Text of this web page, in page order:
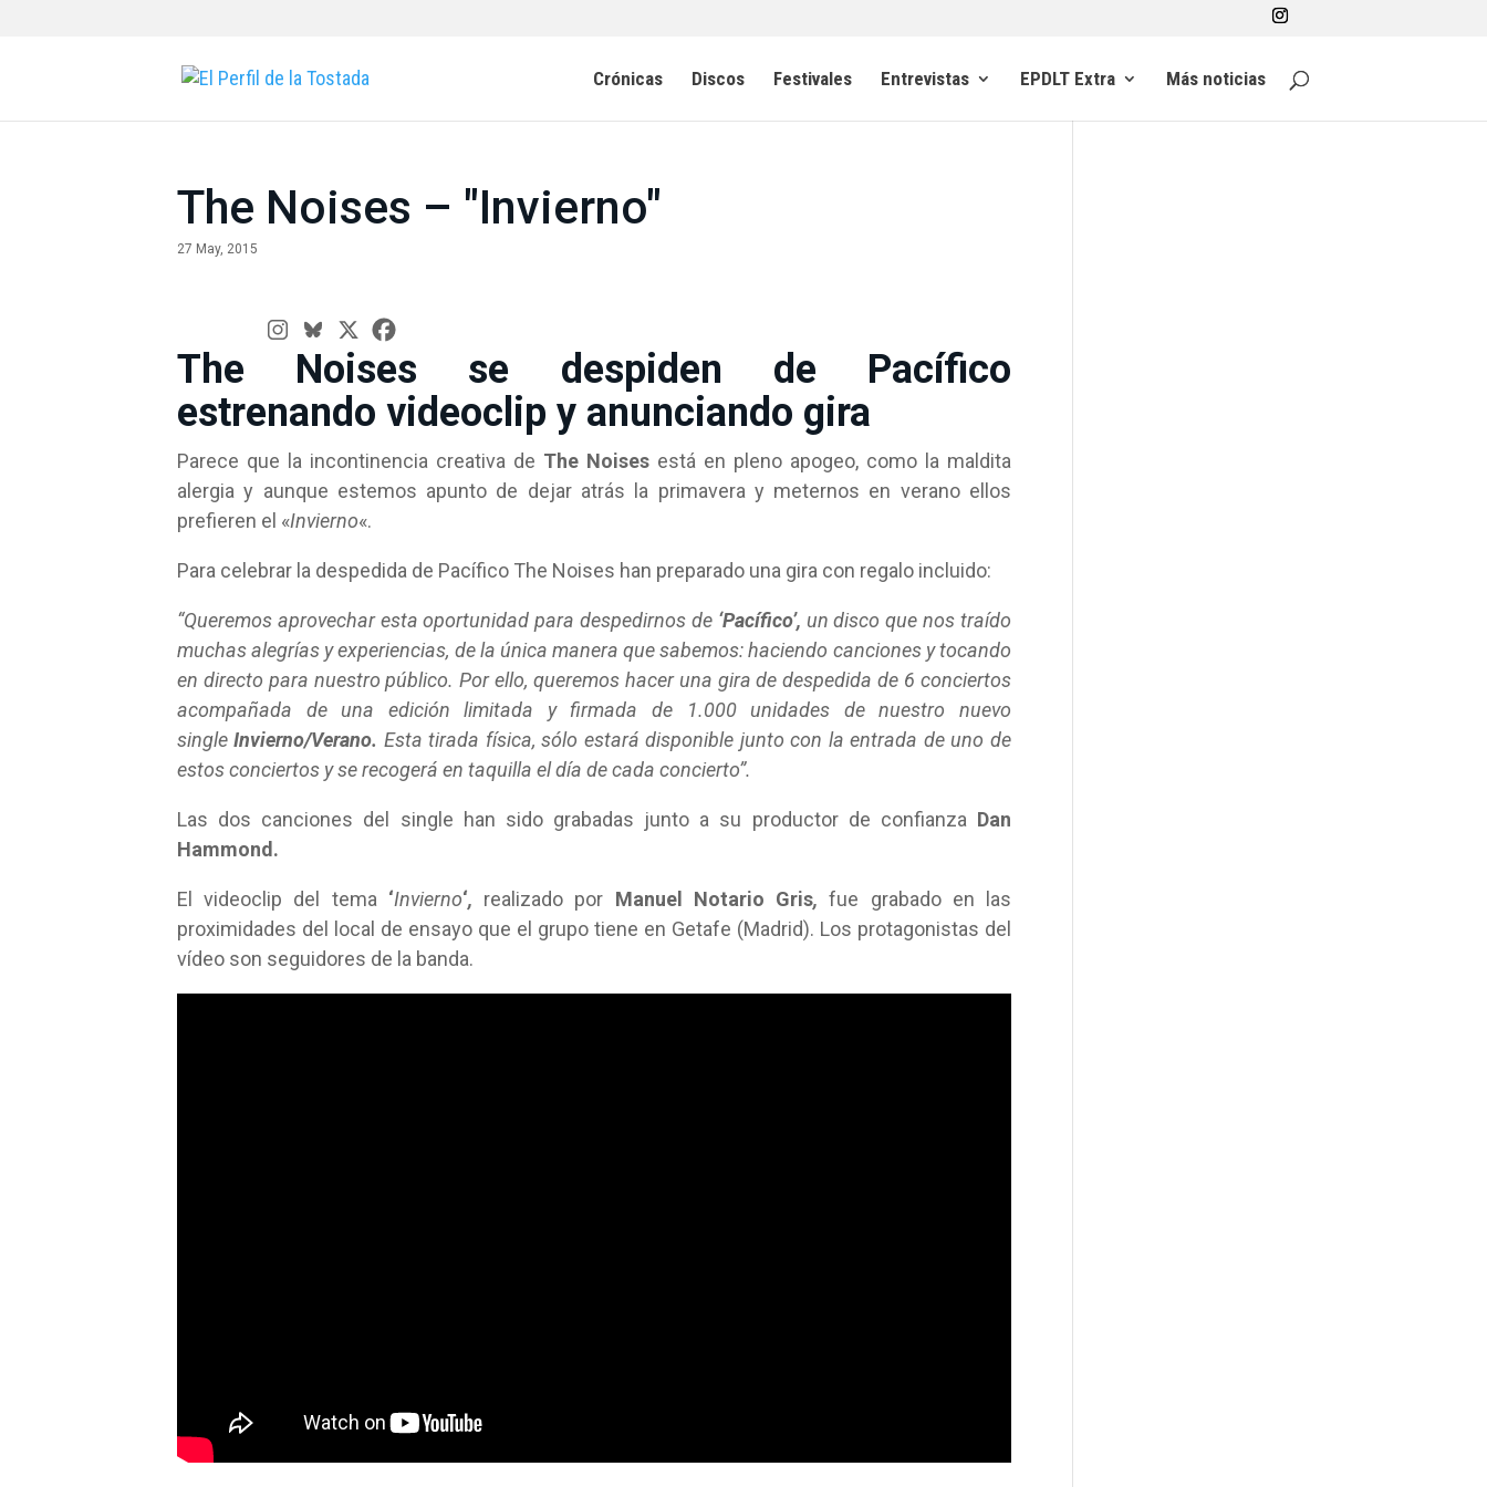
Crónicas Discos Festivales Entrevistas EPDLT Extra Más noticias
The Noises – "Invierno"
27 May, 2015
The Noises se despiden de Pacífico
estrenando videoclip y anunciando gira
Parece que la incontinencia creativa de The Noisesestá en pleno apogeo, como la maldita
alergia y aunque estemos apunto de dejar atrás la primavera y meternos en verano ellos
prefieren el «Invierno«.
Para celebrar la despedida de Pacífico The Noises han preparado una gira con regalo incluido:
“Queremos aprovechar esta oportunidad para despedirnos de ‘Pacífico’, un disco que nos traído
muchas alegrías y experiencias, de la única manera que sabemos: haciendo canciones y tocando
en directo para nuestro público. Por ello, queremos hacer una gira de despedida de 6 conciertos
acompañada de una edición limitada y firmada de 1.000 unidades de nuestro nuevo
single Invierno/Verano. Esta tirada física, sólo estará disponible junto con la entrada de uno de
estos conciertos y se recogerá en taquilla el día de cada concierto”.
Las dos canciones del single han sido grabadas junto a su productor de confianza Dan
Hammond.
El videoclip del tema ‘Invierno‘, realizado por Manuel Notario Gris, fue grabado en las
proximidades del local de ensayo que el grupo tiene en Getafe (Madrid). Los protagonistas del
vídeo son seguidores de la banda.